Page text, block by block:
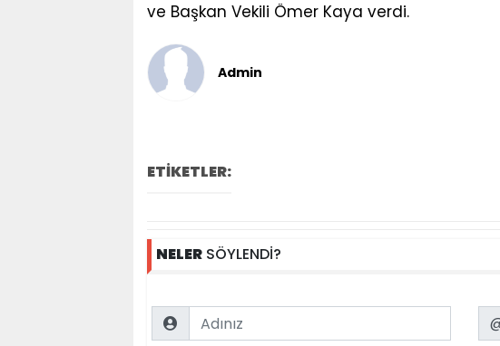
ve Başkan Vekili Ömer Kaya verdi.
Admin
ETİKETLER:
NELER SÖYLENDİ?
Name